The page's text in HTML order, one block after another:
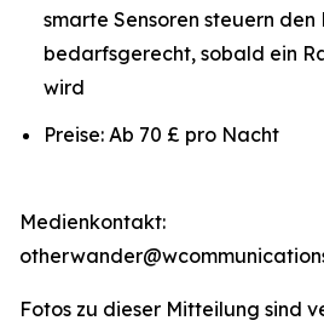
smarte Sensoren steuern
bedarfsgerecht, sobald ein
wird
Preise: Ab 70 £ pro Nacht
Medienkontakt:
Fotos zu dieser Mitteilung sind